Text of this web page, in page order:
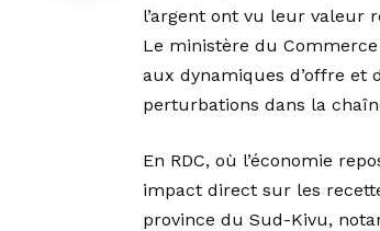
l’argent ont vu leur valeur
Le ministère du
aux dynamiques d’offre et
perturbations dans la
En RDC, où l’économie
impact direct sur les
province du Sud-Kivu,